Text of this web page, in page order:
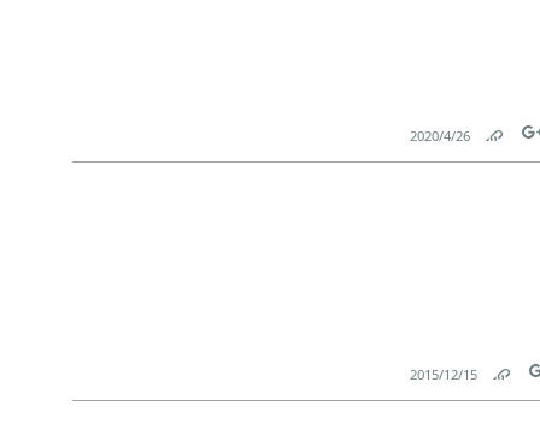
Link
26‏/4‏/2020
Link
15‏/12‏/2015